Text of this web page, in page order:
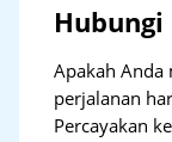
Hubungi
Apakah
perjalanan
Percayakan